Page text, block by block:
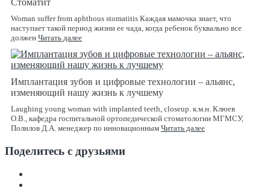
Woman suffer from aphthous stomatitis Каждая мамочка знает, что
наступает такой период жизни ее чада, когда ребенок буквально все
должен Читать далее
Имплантация зубов и цифровые технологии – альянс,
изменяющий нашу жизнь к лучшему
Laughing young woman with implanted teeth, closeup. к.м.н. Клюев
О.В., кафедра госпитальной ортопедической стоматологии МГМСУ,
Полилов Д.А. менеджер по инновационным Читать далее
Поделитесь с друзьями